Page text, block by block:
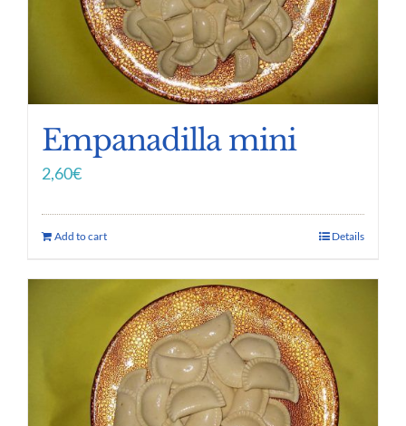
Empanadilla mini
2,60€
Add to cart Details